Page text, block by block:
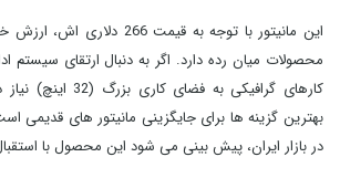
این مانیتور با توجه به قیمت
محصولات میان رده دارد. اگر به دنبال ارتقای سیستم
کارهای گرافیکی به
بهترین گزینه‌ ها برای جایگزینی مانیتور های قدیمی
در بازار ایران، پیش‌ بینی می شود این محصول با